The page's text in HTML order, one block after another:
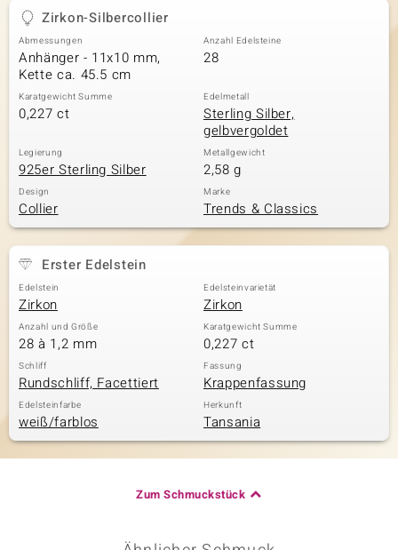
Zirkon-Silbercollier
Abmessungen
Anhänger - 11x10 mm,
Kette ca. 45.5 cm
Anzahl Edelsteine
28
Karatgewicht Summe
0,227 ct
Edelmetall
Sterling Silber,
gelbvergoldet
Legierung
925er Sterling Silber
Metallgewicht
2,58 g
Design
Collier
Marke
Trends & Classics
Erster Edelstein
Edelstein
Zirkon
Edelsteinvarietät
Zirkon
Anzahl und Größe
28 à 1,2 mm
Karatgewicht Summe
0,227 ct
Schliff
Rundschliff, Facettiert
Fassung
Krappenfassung
Edelsteinfarbe
weiß/farblos
Herkunft
Tansania
Zum Schmuckstück